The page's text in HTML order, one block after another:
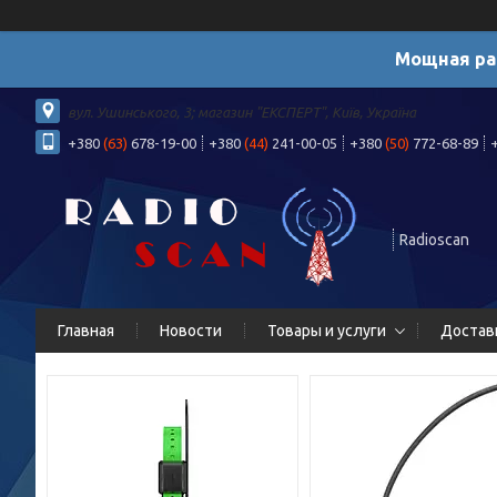
Мощная
вул. Ушинського, 3; магазин "ЕКСПЕРТ", Київ, Україна
+380 (63) 678-19-00 +380 (44) 241-00-05 +380 (50) 772-68-89
Radioscan
Главная Новости Товары и услуги